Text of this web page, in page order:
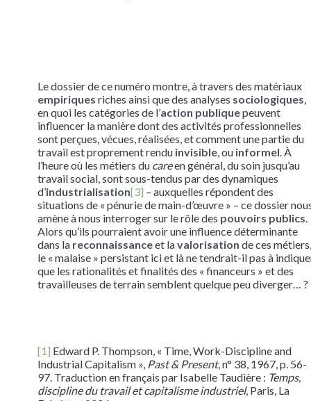
Le dossier de ce numéro montre, à travers des matériaux
empiriques riches ainsi que des analyses sociologiques,
en quoi les catégories de l’action publiquepeuvent
influencer la manière dont des activités professionnelles
sont perçues, vécues, réalisées, et comment une partie du
travail est proprement rendu invisible, ou informel. À
l’heure où les métiers du careen général, du soin jusqu’au
travail social, sont sous-tendus par des dynamiques
d’industrialisation[3] – auxquelles répondent des
situations de « pénurie de main-d’œuvre » – ce dossier
amène à nous interroger sur le rôle des pouvoirs publics.
Alors qu’ils pourraient avoir une influence déterminante
dans la reconnaissanceet lavalorisation de ces métiers,
le « malaise » persistant ici et là ne tendrait-il pas à
que les rationalités et finalités des « financeurs » et des
travailleuses de terrain semblent quelque peu diverger… ?
[1] Edward P. Thompson, « Time, Work-Discipline and
Industrial Capitalism », Past & Present, n° 38, 1967, p. 56-
97. Traduction en français par Isabelle Taudière : Temps,
discipline du travail et capitalisme industriel, Paris, La